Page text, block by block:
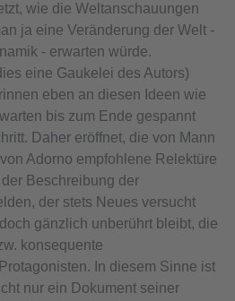
wie die Weltanschauungen
ja eine Veränderung der Welt -
- erwarten würde.
eine Gaukelei des Autors)
eben an diesen Ideen wie
bis zum Ende gespannt
Daher eröffnet, die von Mann
Adorno empfohlene Relektüre
Beschreibung der
der stets Neues versucht
gänzlich unberührt bleibt, die
konsequente
In diesem Sinne ist
nur ein Dokument seiner